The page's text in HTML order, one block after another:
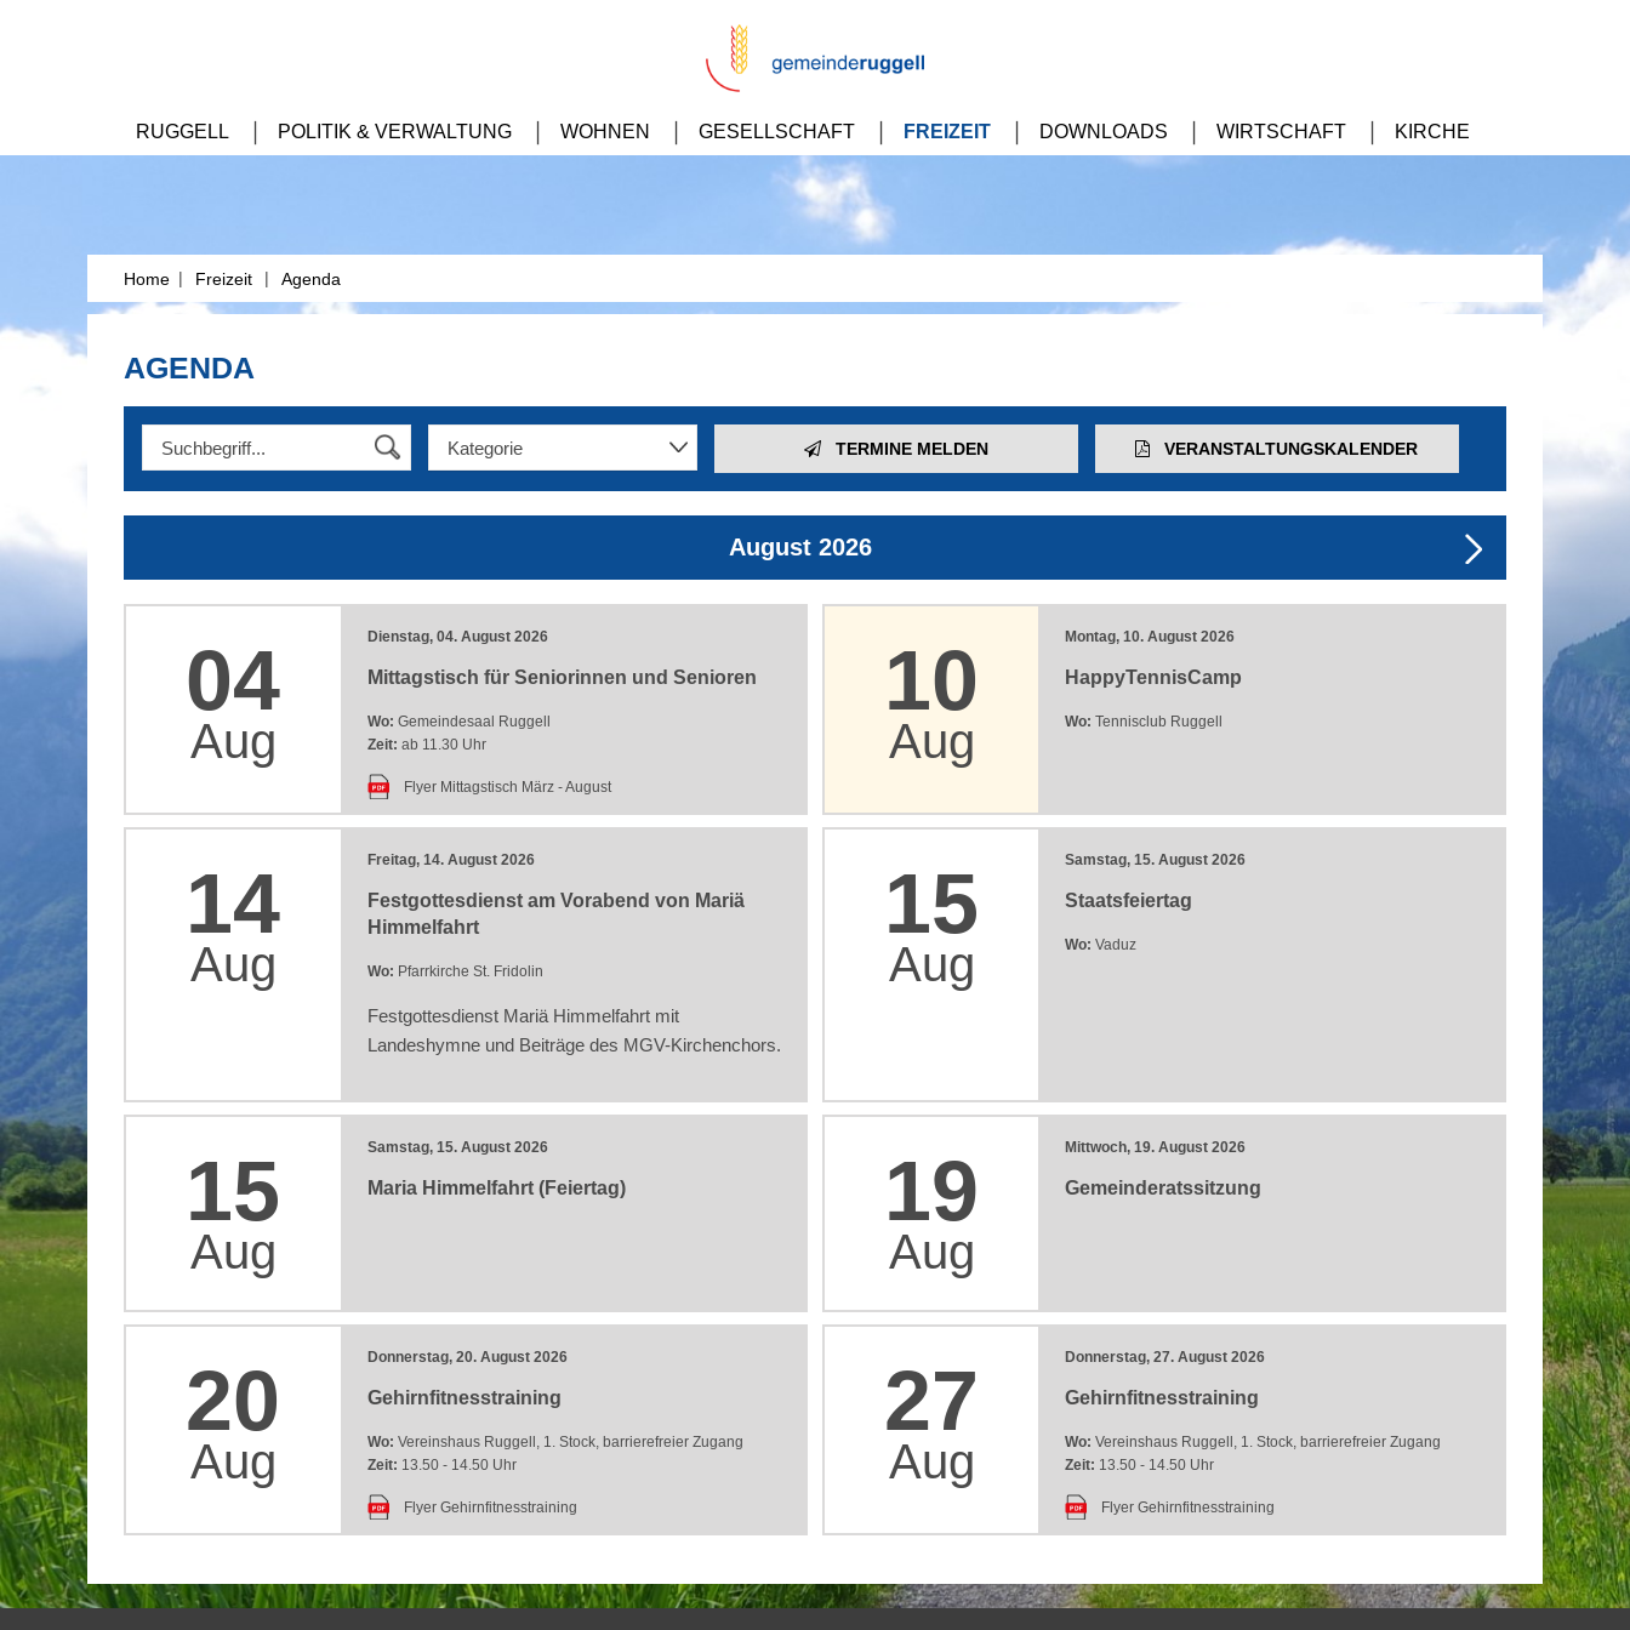
RUGGELL POLITIK & VERWALTUNG WOHNEN GESELLSCHAFT FREIZEIT DOWNLOADS WIRTSCHAFT KIRCHE
Home | Freizeit | Agenda
AGENDA
TERMINE MELDEN VERANSTALTUNGS­KALENDER
August 2026
04
Aug
Dienstag, 04. August 2026
Mittagstisch für Seniorinnen und Senioren
Wo: Gemeindesaal Ruggell
Zeit: ab 11.30 Uhr
Flyer Mittagstisch März - August
10
Aug
Montag, 10. August 2026
HappyTennisCamp
Wo: Tennisclub Ruggell
14
Aug
Freitag, 14. August 2026
Festgottesdienst am Vorabend von Mariä
Himmelfahrt
Wo: Pfarrkirche St. Fridolin
Festgottesdienst Mariä Himmelfahrt mit
Landeshymne und Beiträge des MGV-Kirchenchors.
15
Aug
Samstag, 15. August 2026
Staatsfeiertag
Wo: Vaduz
15
Aug
Samstag, 15. August 2026
Maria Himmelfahrt (Feiertag) 19
Aug
Mittwoch, 19. August 2026
Gemeinderatssitzung
20
Aug
Donnerstag, 20. August 2026
Gehirnfitnesstraining
Wo: Vereinshaus Ruggell, 1. Stock, barrierefreier Zugang
Zeit: 13.50 - 14.50 Uhr
Flyer Gehirnfitnesstraining
27
Aug
Donnerstag, 27. August 2026
Gehirnfitnesstraining
Wo: Vereinshaus Ruggell, 1. Stock, barrierefreier Zugang
Zeit: 13.50 - 14.50 Uhr
Flyer Gehirnfitnesstraining